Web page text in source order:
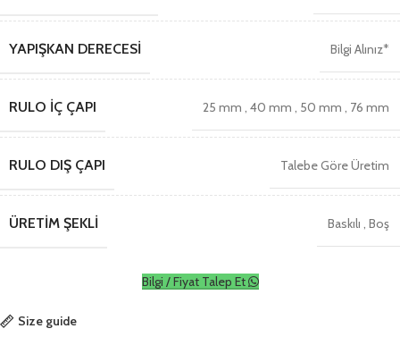
YAPIŞKAN DERECESI Bilgi Alınız*
RULO İÇ ÇAPI 25 mm 40 mm 50 mm 76 mm
RULO DIŞ ÇAPI Talebe Göre Üretim
ÜRETIM ŞEKLI Baskılı Boş
Bilgi / Fiyat Talep Et
Size guide